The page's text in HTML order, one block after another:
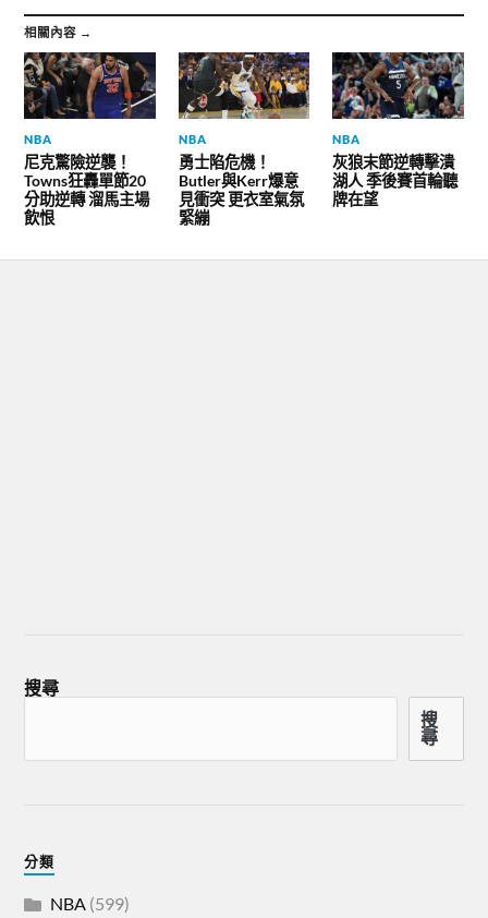
相關內容 →
NBA
尼克驚險逆襲！
Towns狂轟單節20
分助逆轉 溜馬主場
飲恨
NBA
勇士陷危機！
Butler與Kerr爆意
見衝突 更衣室氣氛
緊繃
NBA
灰狼末節逆轉擊潰
湖人 季後賽首輪聽
牌在望
搜尋
搜
尋
分類
NBA (599)